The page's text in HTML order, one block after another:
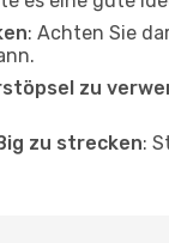
: Achten Sie
zu
zu strecken: